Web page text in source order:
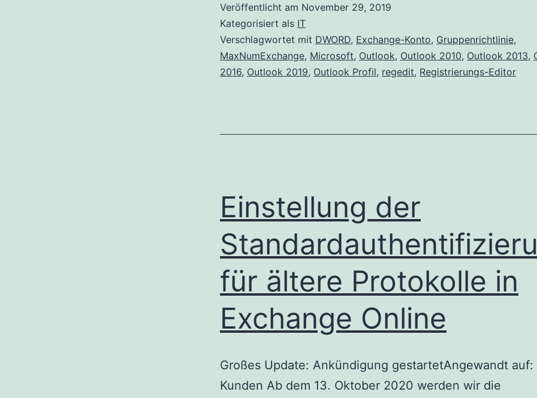
Veröffentlicht am November 29, 2019
Kategorisiert als IT
Verschlagwortet mit DWORD, Exchange-Konto, Gruppenrichtlinie,
MaxNumExchange, Microsoft, Outlook, Outlook 2010, Outlook 2013,
2016, Outlook 2019, Outlook Profil, regedit, Registrierungs-Editor
Einstellung der
für ältere Protokolle in
Exchange Online
Großes Update: Ankündigung gestartetAngewandt auf:
Kunden Ab dem 13. Oktober 2020 werden wir die